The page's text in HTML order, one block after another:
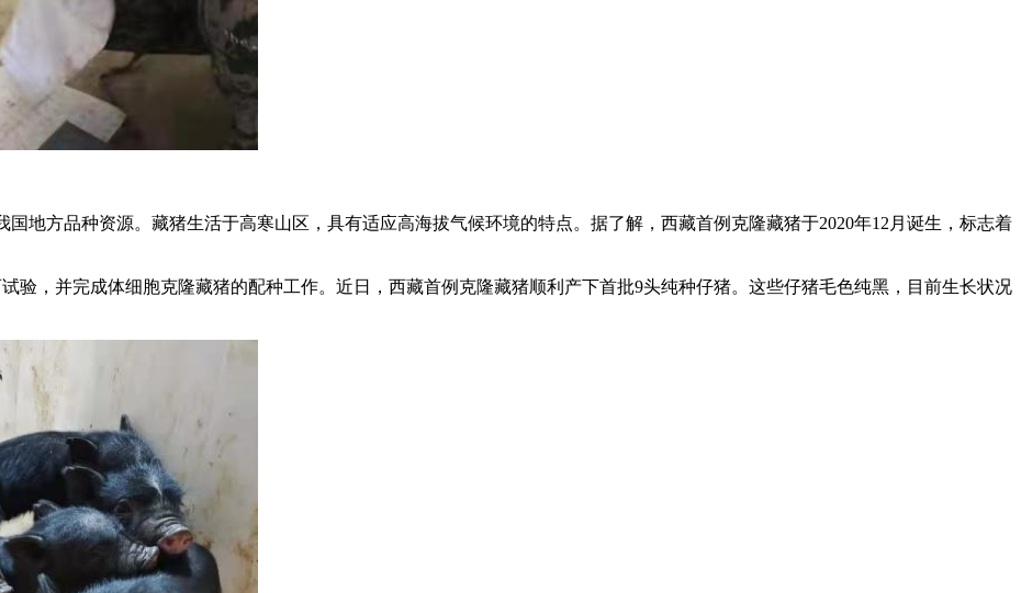
地方品种资源。藏猪生活于高寒山区，具有适应高海拔气候环境的特点。据了解，西藏首例克隆藏猪于2020年12月诞生，标志着
验，并完成体细胞克隆藏猪的配种工作。近日，西藏首例克隆藏猪顺利产下首批9头纯种仔猪。这些仔猪毛色纯黑，目前生长状况